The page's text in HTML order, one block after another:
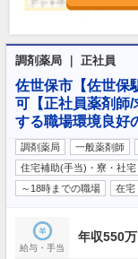
調剤薬局 ｜ 正社員
佐世保市【佐世保
可【正社員薬剤師
する職場環境良好
調剤薬局 一般薬剤師
住宅補助(手当)・寮・社宅
～18時までの職場
在宅
給与・手当
年収550